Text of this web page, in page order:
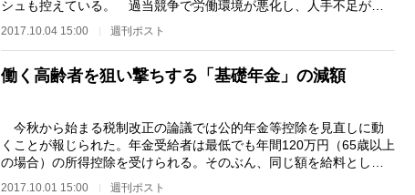
シュも控えている。 過当競争で労働環境が悪化し、人手不足が続
いた大手運送業は、軒…
2017.10.04 15:00 週刊ポスト
働く高齢者を狙い撃ちする「基礎年金」の減額
今秋から始まる税制改正の論議では公的年金等控除を見直しに動
くことが報じられた。年金受給者は最低でも年間120万円（65歳以上
の場合）の所得控除を受けられる。そのぶん、同じ額を給料として
受け取るよりも、税…
2017.10.01 15:00 週刊ポスト